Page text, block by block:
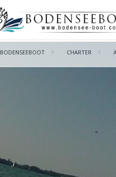
BODENSEEBOOT CHARTER